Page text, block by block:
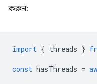
করুন:
import { threads }
const hasThreads =